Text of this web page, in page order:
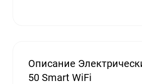
Описание
50 Smart WiFi